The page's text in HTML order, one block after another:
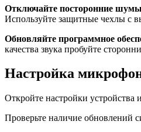
Отключайте посторонние
Используйте защитные чехлы с
Обновляйте программное
качества звука пробуйте
Настройка
Откройте настройки
Проверьте наличие обновлений